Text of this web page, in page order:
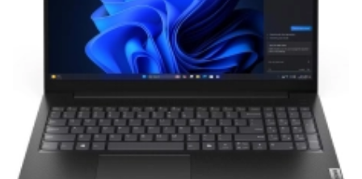
вам долгие годы при соблюдении правил
эксплуатации и хранения.
Гарантия от производителя